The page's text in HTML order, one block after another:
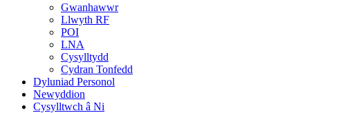
Gwanhawwr
Llwyth RF
POI
LNA
Cysylltydd
Cydran Tonfedd
Dyluniad Personol
Newyddion
Cysylltwch â Ni